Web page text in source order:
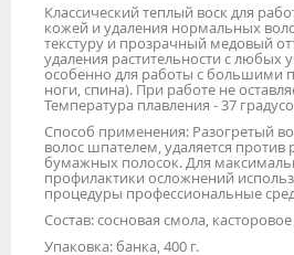
Классический теплый воск для
кожей и удаления нормальных
текстуру и прозрачный медовый
удаления растительности с любых
особенно для работы с большими
ноги, спина). При работе не
Температура плавления - 37
Способ применения: Разогретый
волос шпателем, удаляется
бумажных полосок. Для
профилактики осложнений
процедуры профессиональные
Состав: сосновая смола,
Упаковка: банка, 400 г.